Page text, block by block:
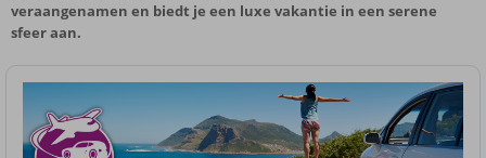
veraangenamen en biedt je een luxe vakantie in een serene
sfeer aan.